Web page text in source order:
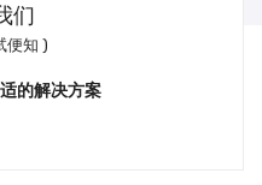
们
便知 )
的解决方案